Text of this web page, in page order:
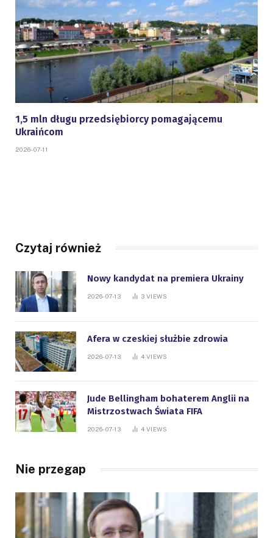
1,5 mln długu przedsiębiorcy pomagającemu
Ukraińcom
2026-07-11
Czytaj również
Nowy kandydat na premiera Ukrainy
2026-07-13 3 VIEWS
Afera w czeskiej służbie zdrowia
2026-07-13 4 VIEWS
Jude Bellingham bohaterem Anglii na
Mistrzostwach Świata FIFA
2026-07-13 4 VIEWS
Nie przegap